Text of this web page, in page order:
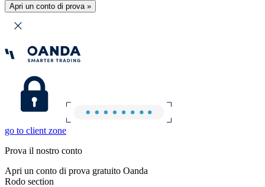
Apri un conto di prova »
go to client zone
Prova il nostro conto
Apri un conto di prova gratuito Oanda
Rodo section